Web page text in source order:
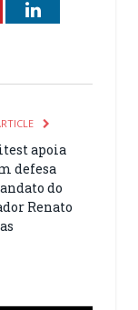
LinkedIn
apoia
defesa
do
Renato